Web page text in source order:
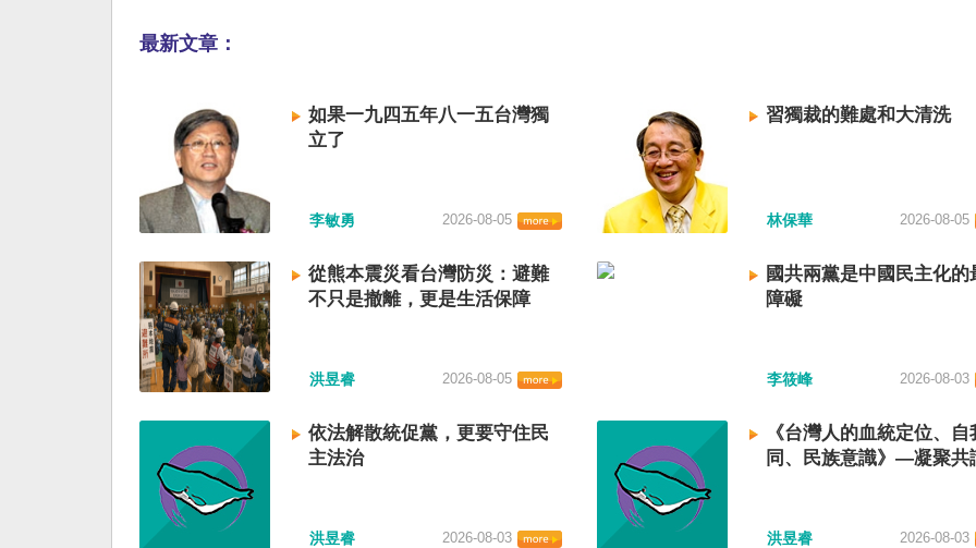
最新文章：
如果一九四五年八一五台灣獨
立了
李敏勇 2026-08-05
習獨裁的難處和大清洗
林保華 2026-08-05
從熊本震災看台灣防災：避難
不只是撤離，更是生活保障
洪昱睿 2026-08-05
國共兩黨是中國民主化的
障礙
李筱峰 2026-08-03
依法解散統促黨，更要守住民
主法治
洪昱睿 2026-08-03
《台灣人的血統定位、自
同、民族意識》—凝聚共
洪昱睿 2026-08-03